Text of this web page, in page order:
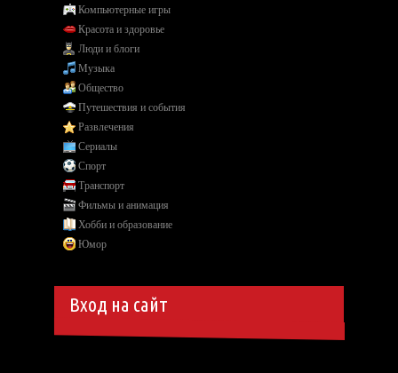
Компьютерные игры
Красота и здоровье
Люди и блоги
Музыка
Общество
Путешествия и события
Развлечения
Сериалы
Спорт
Транспорт
Фильмы и анимация
Хобби и образование
Юмор
Вход на сайт